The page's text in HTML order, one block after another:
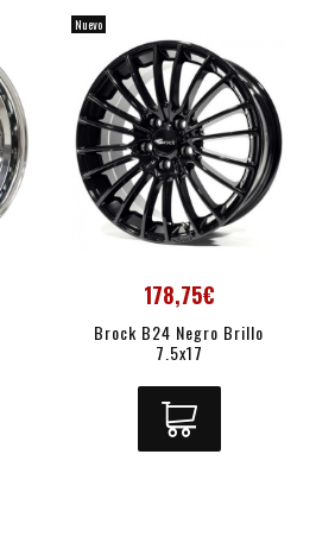
Nuevo
178,75€
Brock B24 Negro Brillo
7.5x17